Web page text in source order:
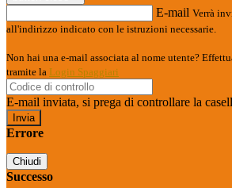
E-mail Verrà
all'indirizzo indicato con le istruzioni necessarie.
Non hai una e-mail associata al nome utente?
tramite la Login Spaggiari
E-mail inviata, si prega di controllare la
Errore
Chiudi
Successo